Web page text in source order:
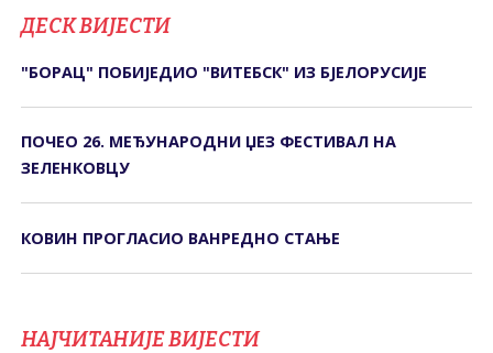
ДЕСК ВИЈЕСТИ
"БОРАЦ" ПОБИЈЕДИО "ВИТЕБСК" ИЗ БЈЕЛОРУСИЈЕ
ПОЧЕО 26. МЕЂУНАРОДНИ ЏЕЗ ФЕСТИВАЛ НА
ЗЕЛЕНКОВЦУ
КОВИН ПРОГЛАСИО ВАНРЕДНО СТАЊЕ
НАЈЧИТАНИЈЕ ВИЈЕСТИ